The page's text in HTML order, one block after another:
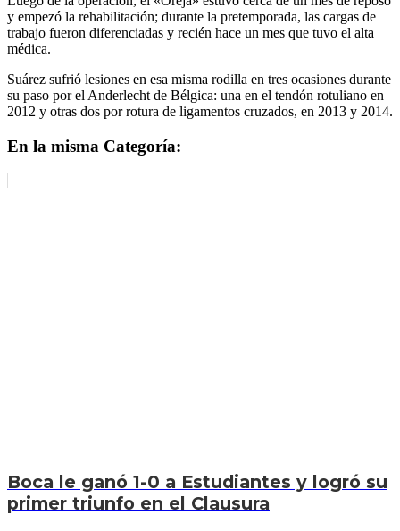
y empezó la rehabilitación; durante la pretemporada, las cargas de
trabajo fueron diferenciadas y recién hace un mes que tuvo el alta
médica.
Suárez sufrió lesiones en esa misma rodilla en tres ocasiones durante
su paso por el Anderlecht de Bélgica: una en el tendón rotuliano en
2012 y otras dos por rotura de ligamentos cruzados, en 2013 y 2014.
En la misma Categoría:
Boca le ganó 1-0 a Estudiantes y logró su
primer triunfo en el Clausura